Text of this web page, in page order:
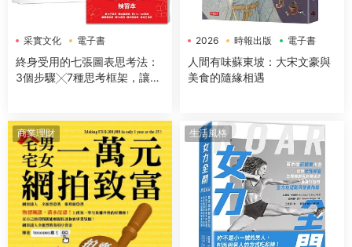
采實文化 電子書
終身受用的七張圖表思考法：
3個步驟╳7種思考框架，讓你
表練習本】
2026 時報出版 電子書
人間有味蘇東坡：大宋文豪與
美食的隨緣相遇
商業理財 生活風格